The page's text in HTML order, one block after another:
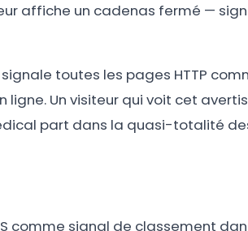
affiche un cadenas fermé —
toutes les pages HTTP
ligne. Un visiteur qui voit cet
part dans la quasi-totalité
comme signal de classement